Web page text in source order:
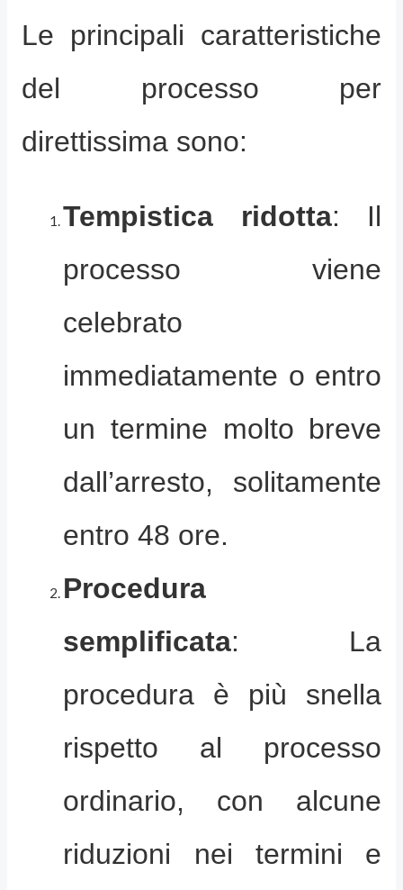
Le principali caratteristiche
del processo per
direttissima sono:
Tempistica ridotta: Il
processo viene
celebrato
immediatamente o entro
un termine molto breve
dall’arresto, solitamente
entro 48 ore.
Procedura
semplificata: La
procedura è più snella
rispetto al processo
ordinario, con alcune
riduzioni nei termini e